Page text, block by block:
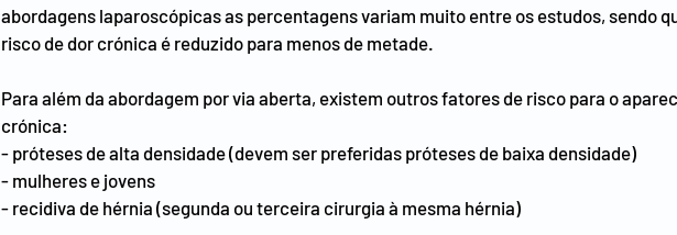
abordagens laparoscópicas as percentagens variam muito entre os estudos, sendo
risco de dor crónica é reduzido para menos de metade.
Para além da abordagem por via aberta, existem outros fatores de risco para o
crónica:
- próteses de alta densidade (devem ser preferidas próteses de baixa densidade)
- mulheres e jovens
- recidiva de hérnia (segunda ou terceira cirurgia à mesma hérnia)